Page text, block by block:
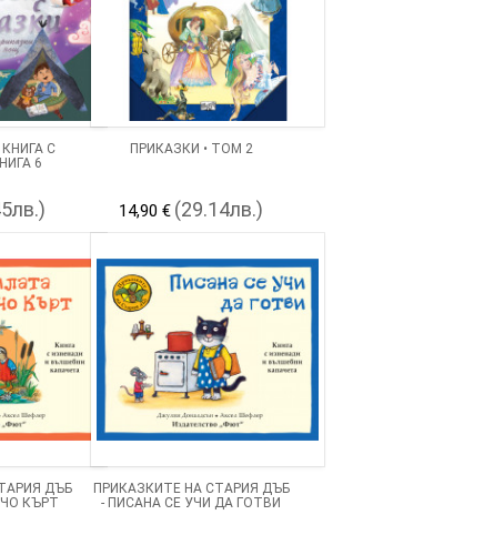
С
6
ПРИКАЗКИ • ТОМ 2
14,90 € (29.14лв.)
ДЪБ
КЪРТ
ПРИКАЗКИТЕ НА СТАРИЯ ДЪБ
- ПИСАНА СЕ УЧИ ДА ГОТВИ